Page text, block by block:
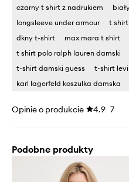
czarny t shirt z nadrukiem
longsleeve under armour
t
dkny t-shirt
max mara t shirt
t shirt polo ralph lauren damski
t-shirt damski guess
t-shirt
karl lagerfeld koszulka damska
Opinie o produkcie 4.9 7
Podobne produkty